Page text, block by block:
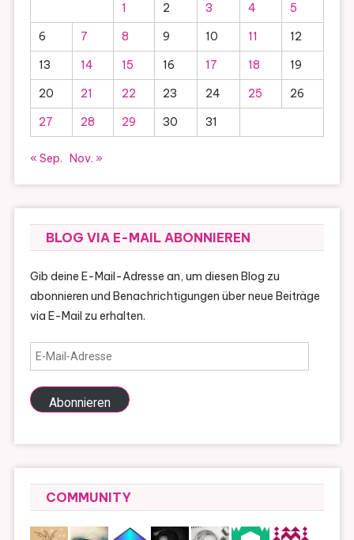
1
2 3 4
5
6
7 8 9 10 11
12
13
14 15 16 17 18
19
20
21 22 23 24 25
26
27
28 29 30 31
« Sep. Nov. »
BLOG VIA E-MAIL ABONNIEREN
Gib deine E-Mail-Adresse an, um diesen Blog zu
abonnieren und Benachrichtigungen über neue Beiträge
via E-Mail zu erhalten.
E-
Mail-
Adresse
Abonnieren
COMMUNITY